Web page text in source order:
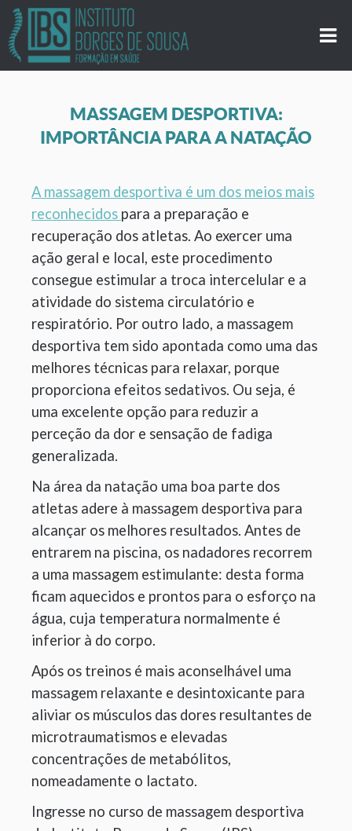
MASSAGEM DESPORTIVA:
IMPORTÂNCIA PARA A NATAÇÃO
A massagem desportiva é um dos meios mais
reconhecidos para a preparação e
recuperação dos atletas. Ao exercer uma
ação geral e local, este procedimento
consegue estimular a troca intercelular e a
atividade do sistema circulatório e
respiratório. Por outro lado, a massagem
desportiva tem sido apontada como uma das
melhores técnicas para relaxar, porque
proporciona efeitos sedativos. Ou seja, é
uma excelente opção para reduzir a
perceção da dor e sensação de fadiga
generalizada.
Na área da natação uma boa parte dos
atletas adere à massagem desportiva para
alcançar os melhores resultados. Antes de
entrarem na piscina, os nadadores recorrem
a uma massagem estimulante: desta forma
ficam aquecidos e prontos para o esforço na
água, cuja temperatura normalmente é
inferior à do corpo.
Após os treinos é mais aconselhável uma
massagem relaxante e desintoxicante para
aliviar os músculos das dores resultantes de
microtraumatismos e elevadas
concentrações de metabólitos,
nomeadamente o lactato.
Ingresse no curso de massagem desportiva